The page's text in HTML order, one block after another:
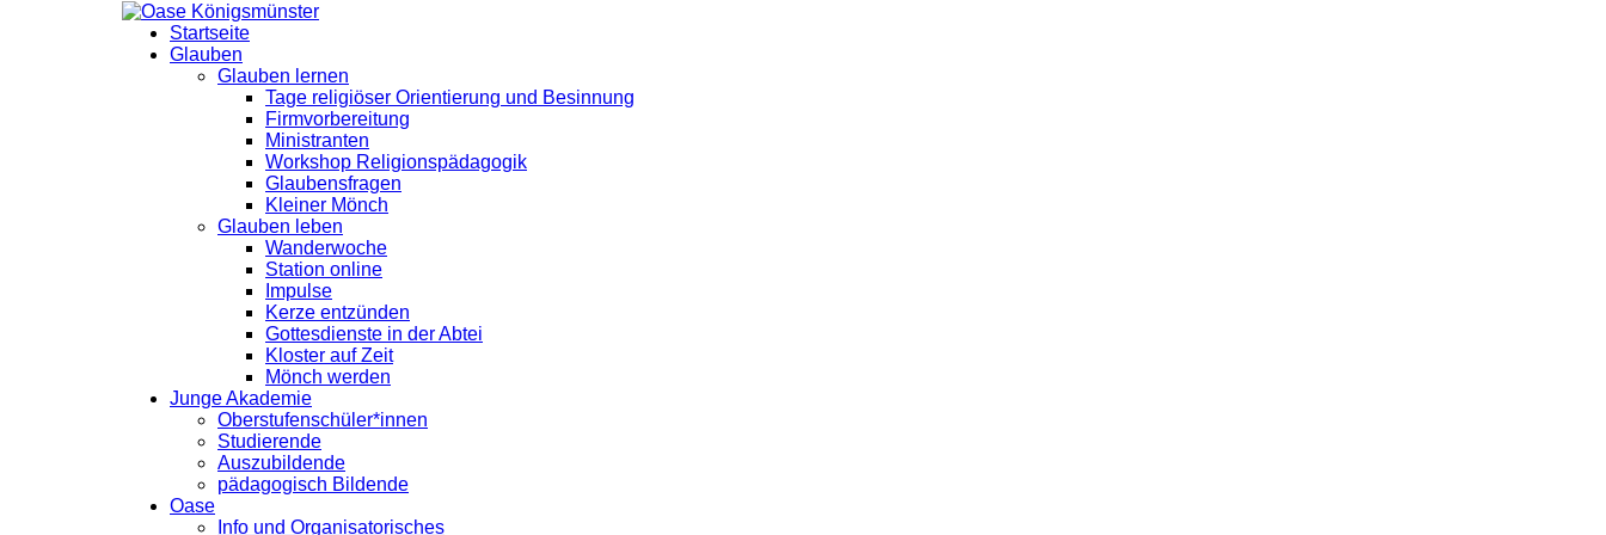
Startseite
Glauben
Glauben lernen
Tage religiöser Orientierung und Besinnung
Firmvorbereitung
Ministranten
Workshop Religionspädagogik
Glaubensfragen
Kleiner Mönch
Glauben leben
Wanderwoche
Station online
Impulse
Kerze entzünden
Gottesdienste in der Abtei
Kloster auf Zeit
Mönch werden
Junge Akademie
Oberstufenschüler*innen
Studierende
Auszubildende
pädagogisch Bildende
Oase
Info und Organisatorisches